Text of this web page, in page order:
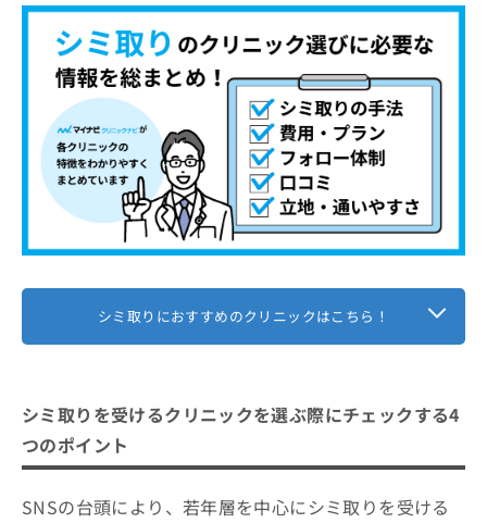
シミ取りにおすすめのクリニックはこちら！
シミ取りを受けるクリニックを選ぶ際にチェックする4
つのポイント
SNSの台頭により、若年層を中心にシミ取りを受ける